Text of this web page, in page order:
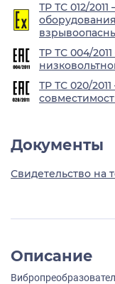
ТР ТС 012/
ТР ТС 004/
ТР ТС 020/
Документы
Свидетельство на
Описание